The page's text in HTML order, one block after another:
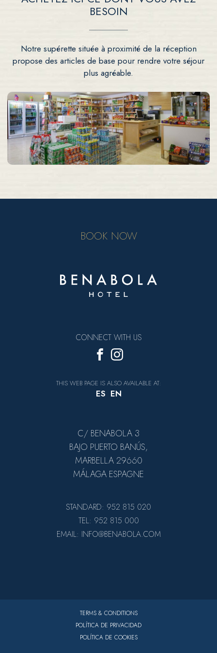
BESOIN
Notre supérette située à proximité de la réception
propose des articles de base pour rendre votre séjour
plus agréable.
BOOK NOW
C/ BENABOLA 3
BAJO PUERTO BANÚS,
MARBELLA 29660
MÁLAGA ESPAGNE
CONNECT WITH US
THIS WEB PAGE IS ALSO AVAILABLE AT:
ES EN
STANDARD: 952 815 020
TEL: 952 815 000
EMAIL: INFO@BENABOLA.COM
TERMS & CONDITIONS
POLÍTICA DE PRIVACIDAD
POLÍTICA DE COOKIES